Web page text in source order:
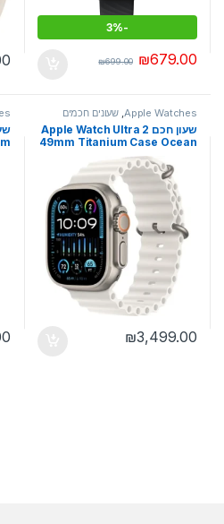
-
3%
₪679.00
₪699.00
Apple Watches
, שעונים חכמים
שעון חכם Apple Watch Ultra 2
49mm Titanium Case Ocean
Band GPS + Cellular אפל
₪3,499.00